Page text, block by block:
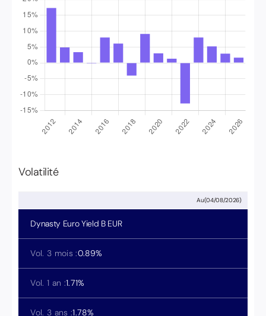
Volatilité
Au(04/08/2026)
Dynasty Euro Yield B EUR
Vol. 3 mois :0.89%
Vol. 1 an :1.71%
Vol. 3 ans :1.78%